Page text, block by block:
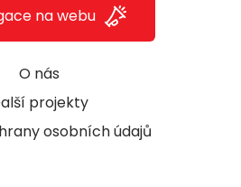
O nás
projekty
osobních údajů
na webu